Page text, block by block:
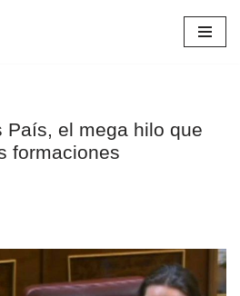
País, el mega hilo que
formaciones